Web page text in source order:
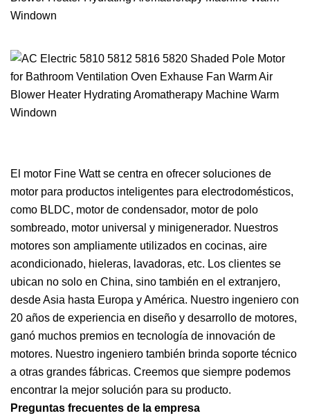
El motor Fine Watt se centra en ofrecer soluciones de
motor para productos inteligentes para electrodomésticos,
como BLDC, motor de condensador, motor de polo
sombreado, motor universal y minigenerador. Nuestros
motores son ampliamente utilizados en cocinas, aire
acondicionado, hieleras, lavadoras, etc. Los clientes se
ubican no solo en China, sino también en el extranjero,
desde Asia hasta Europa y América. Nuestro ingeniero con
20 años de experiencia en diseño y desarrollo de motores,
ganó muchos premios en tecnología de innovación de
motores. Nuestro ingeniero también brinda soporte técnico
a otras grandes fábricas. Creemos que siempre podemos
encontrar la mejor solución para su producto.
Preguntas frecuentes de la empresa